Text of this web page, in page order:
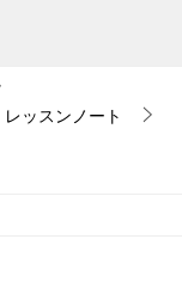
レッスンノート